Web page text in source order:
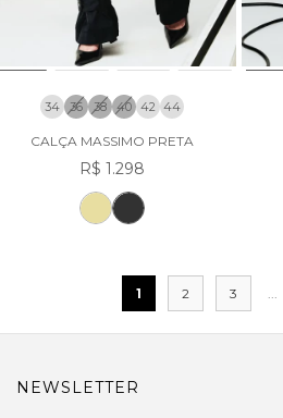
34 36 38 40 42 44
CALÇA MASSIMO PRETA
R$ 1.298
1 2 3 ...
NEWSLETTER